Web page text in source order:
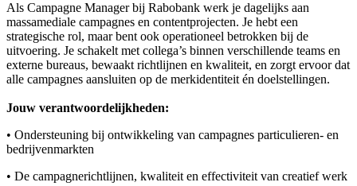
Als Campagne Manager bij Rabobank werk je dagelijks aan
massamediale campagnes en contentprojecten. Je hebt een
strategische rol, maar bent ook operationeel betrokken bij de
uitvoering. Je schakelt met collega’s binnen verschillende teams en
externe bureaus, bewaakt richtlijnen en kwaliteit, en zorgt ervoor dat
alle campagnes aansluiten op de merkidentiteit én doelstellingen.
Jouw verantwoordelijkheden:
• Ondersteuning bij ontwikkeling van campagnes particulieren- en
bedrijvenmarkten
• De campagnerichtlijnen, kwaliteit en effectiviteit van creatief werk